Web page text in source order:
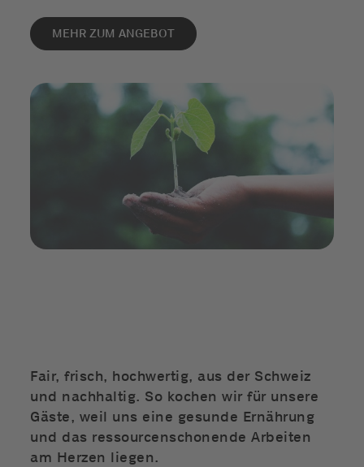
MEHR ZUM ANGEBOT
Fair, frisch, hochwertig, aus der Schweiz
und nachhaltig. So kochen wir für unsere
Gäste, weil uns eine gesunde Ernährung
und das ressourcenschonende Arbeiten
am Herzen liegen.